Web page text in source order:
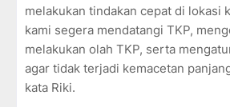
melakukan tindakan cepat di lokasi
kami segera mendatangi TKP,
melakukan olah TKP, serta
agar tidak terjadi kemacetan
kata Riki.